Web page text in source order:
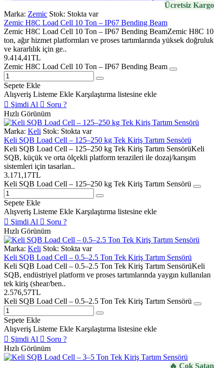
Ücretsiz Kargo
Marka: Zemic Stok: Stokta var
Zemic H8C Load Cell 10 Ton – IP67 Bending Beam
Zemic H8C Load Cell 10 Ton – IP67 Bending BeamZemic H8C 10
ton, ağır hizmet platformları ve proses tartımlarında yüksek doğruluk
ve kararlılık için ge..
9.414,41TL
Zemic H8C Load Cell 10 Ton – IP67 Bending Beam
Sepete Ekle
Alışveriş Listeme Ekle Karşılaştırma listesine ekle
Şimdi Al
Soru ?
Hızlı Görünüm
Marka: Keli Stok: Stokta var
Keli SQB Load Cell – 125–250 kg Tek Kiriş Tartım Sensörü
Keli SQB Load Cell – 125–250 kg Tek Kiriş Tartım SensörüKeli
SQB, küçük ve orta ölçekli platform terazileri ile dozaj/karışım
sistemleri için tasarlan..
3.171,17TL
Keli SQB Load Cell – 125–250 kg Tek Kiriş Tartım Sensörü
Sepete Ekle
Alışveriş Listeme Ekle Karşılaştırma listesine ekle
Şimdi Al
Soru ?
Hızlı Görünüm
Marka: Keli Stok: Stokta var
Keli SQB Load Cell – 0.5–2.5 Ton Tek Kiriş Tartım Sensörü
Keli SQB Load Cell – 0.5–2.5 Ton Tek Kiriş Tartım SensörüKeli
SQB, endüstriyel platform ve proses tartımlarında yaygın kullanılan
tek kiriş (shear/ben..
2.576,57TL
Keli SQB Load Cell – 0.5–2.5 Ton Tek Kiriş Tartım Sensörü
Sepete Ekle
Alışveriş Listeme Ekle Karşılaştırma listesine ekle
Şimdi Al
Soru ?
Hızlı Görünüm
🔥 Çok Satan